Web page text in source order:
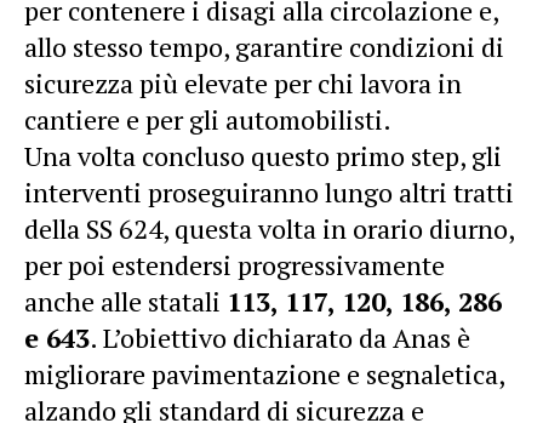
per contenere i disagi alla circolazione e,
allo stesso tempo, garantire condizioni di
sicurezza più elevate per chi lavora in
cantiere e per gli automobilisti.
Una volta concluso questo primo step, gli
interventi proseguiranno lungo altri tratti
della SS 624, questa volta in orario diurno,
per poi estendersi progressivamente
anche alle statali 113, 117, 120, 186, 286
e 643. L’obiettivo dichiarato da Anas è
migliorare pavimentazione e segnaletica,
alzando gli standard di sicurezza e